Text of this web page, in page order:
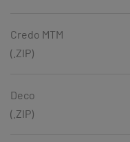
Credo MTM
(.ZIP)
Deco
(.ZIP)